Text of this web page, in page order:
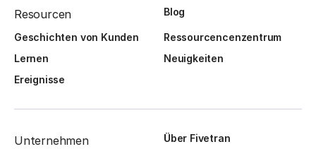
Resourcen Blog
Geschichten von Kunden
Ressourcencenzentrum
Lernen
Neuigkeiten
Ereignisse
Unternehmen Über Fivetran